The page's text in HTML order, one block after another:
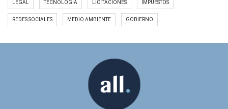
LEGAL TECNOLOGÍA LICITACIONES IMPUESTOS
REDES SOCIALES MEDIO AMBIENTE GOBIERNO